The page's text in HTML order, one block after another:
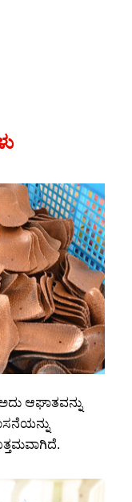
ಆಘಾತವನ್ನು